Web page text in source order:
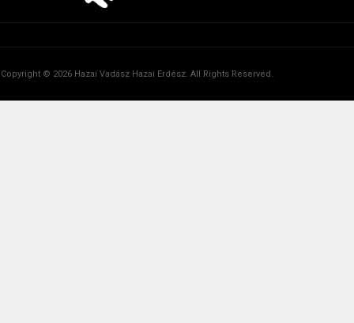
Copyright © 2026 Hazai Vadász Hazai Erdész. All Rights Reserved.